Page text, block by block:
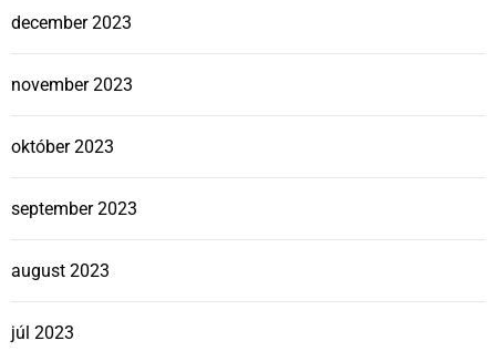
december 2023
november 2023
október 2023
september 2023
august 2023
júl 2023